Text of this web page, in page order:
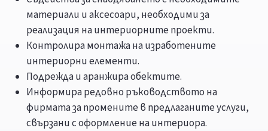
материали и аксесоари, необходими за
реализация на интериорните проекти.
Контролира монтажа на изработените
интериорни елементи.
Подрежда и аранжира обектите.
Информира редовно ръководството на
фирмата за промените в предлаганите услуги,
свързани с оформление на интериора.